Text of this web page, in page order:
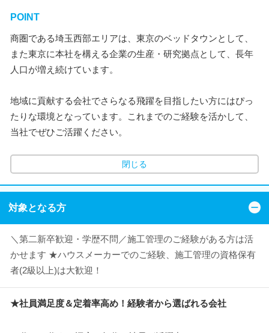
POINT
商圏である埼玉西部エリアは、東京のベッドタウンとして、
また東京に本社を構える企業の生産・研究拠点として、長年
人口が増え続けています。
地域に貢献する会社でさらなる飛躍を目指したい方にはぴっ
たりな環境となっています。これまでのご経験を活かして、
当社でぜひご活躍ください。
閉じる
対象となる方
＼第二新卒歓迎・学歴不問／施工管理のご経験がある方は活
かせます ★ハウスメーカーでのご経験、施工管理の資格保有
者(2級以上)は大歓迎！
★社員満足度＆定着率高め！経験者から選ばれる会社